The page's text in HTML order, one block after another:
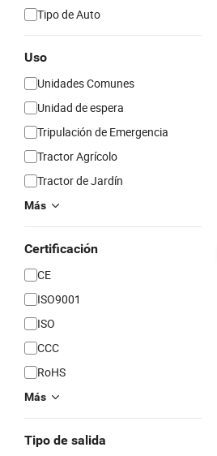
Tipo de Auto
Uso
Unidades Comunes
Unidad de espera
Tripulación de Emergencia
Tractor Agrícolo
Tractor de Jardín
Más
Certificación
CE
ISO9001
ISO
CCC
RoHS
Más
Tipo de salida